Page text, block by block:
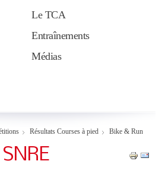
Le TCA
Entraînements
Médias
Résultats Courses à pied
Bike & Run